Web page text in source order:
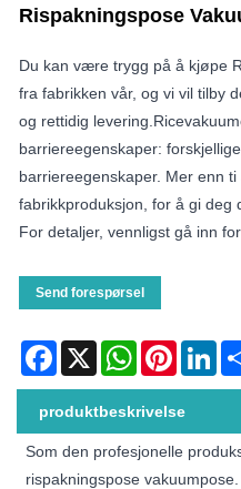
Rispakningspose
Du kan være trygg på å kjøpe
fra fabrikken vår, og vi vil tilby
og rettidig
barriereegenskaper:
barriereegenskaper. Mer enn
fabrikkproduksjon, for å gi deg
For detaljer, vennligst gå inn for
Send forespørsel
Facebook
X WhatsAppPinterest
produktbeskrivelse
Som den profesjonelle
rispakningspose